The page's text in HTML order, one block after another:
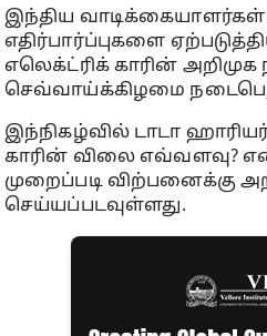
இந்திய வாடிக்கையாளர்கள்
எதிர்பார்ப்புகளை
எலெக்ட்ரிக் காரின் அறிமுக
செவ்வாய்க்கிழமை
இந்நிகழ்வில் டாடா
காரின் விலை எவ்வளவு?
முறைப்படி விற்பனைக்கு
செய்யப்படவுள்ளது.